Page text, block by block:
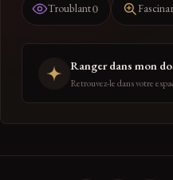
Troublant0
Ranger dans mon
Retrouvez-le dans votre